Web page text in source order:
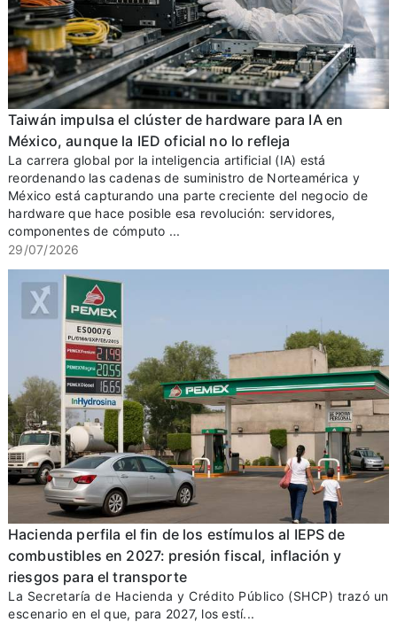
Taiwán impulsa el clúster de hardware para IA en
México, aunque la IED oficial no lo refleja
La carrera global por la inteligencia artificial (IA) está
reordenando las cadenas de suministro de Norteamérica y
México está capturando una parte creciente del negocio de
hardware que hace posible esa revolución: servidores,
componentes de cómputo ...
29/07/2026
Hacienda perfila el fin de los estímulos al IEPS de
combustibles en 2027: presión fiscal, inflación y
riesgos para el transporte
La Secretaría de Hacienda y Crédito Público (SHCP) trazó un
escenario en el que, para 2027, los estí...